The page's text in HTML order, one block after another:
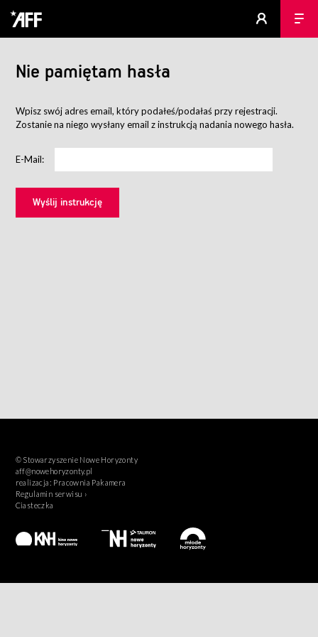
Nie pamiętam hasła
Wpisz swój adres email, który podałeś/podałaś przy rejestracji.
Zostanie na niego wysłany email z instrukcją nadania nowego hasła.
E-Mail:
© Stowarzyszenie Nowe Horyzonty
aff@nowehoryzonty.pl
realizacja: Pracownia Pakamera
Regulamin serwisu ›
Ciasteczka